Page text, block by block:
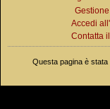
Accedi
Contatta
Questa pagina è stata